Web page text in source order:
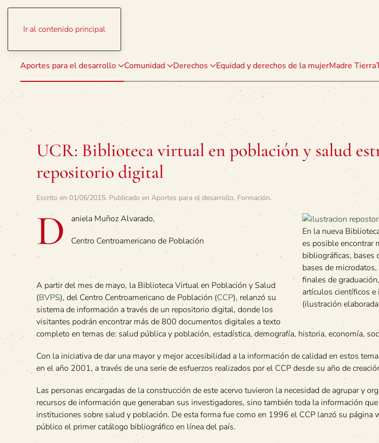
Ir al contenido principal
Aportes para el desarrollo Comunidad Derechos Equidad y derechos de la mujerMadre Tierra
UCR: Biblioteca virtual en población y salud
repositorio digital
Escrito en 01/06/2015. Publicado en Aportes para el desarrollo, Formación.
En la nueva
es posible encontrar
bibliográficas, bases
bases de
finales de
artículos científicos
(ilustración
D
aniela Muñoz Alvarado,
Centro Centroamericano de Población
A partir del mes de mayo, la Biblioteca Virtual en Población y Salud
(BVPS), del Centro Centroamericano de Población (CCP), relanzó su
sistema de información a través de un repositorio digital, donde los
visitantes podrán encontrar más de 800 documentos digitales a texto
completo en temas de: salud pública y población, estadística, demografía, historia, economía,
Con la iniciativa de dar una mayor y mejor accesibilidad a la información de calidad en estos
en el año 2001, a través de una serie de esfuerzos realizados por el CCP desde su año de
Las personas encargadas de la construcción de este acervo tuvieron la necesidad de agrupar y
recursos de información que generaban sus investigadores, sino también toda la información
instituciones sobre salud y población. De esta forma fue como en 1996 el CCP lanzó su página
público el primer catálogo bibliográfico en línea del país.